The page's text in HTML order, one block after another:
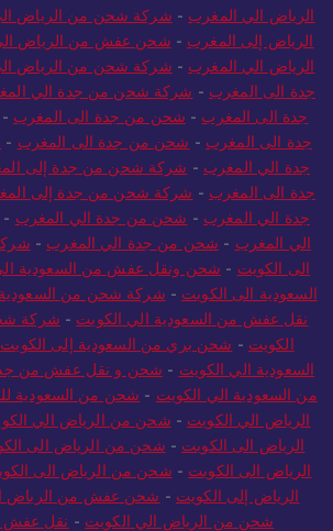
من الرياض للمغرب
- شركة شحن من الرياض
الرياض الي المغرب
- شركة شحن من الرياض
الرياض إلى المغرب
-شحن عفش من الرياض
الرياض الي المغرب- شركة شحن من الرياض
جدة الى المغرب
-شركة شحن من جدة الي
جدة الى المغرب -شحن من جدة الى المغرب
جدة الى المغرب
- شحن من جدة الى المغرب-
جدة الي المغرب-شركة شحن من جدة إلى
جدة الى المغرب
- شركة شحن من جدة إلى
جدة الي المغرب- شحن من جدة الي المغرب -
الي المغرب -شحن من جدة الي المغرب -
الى الكويت
-شحن ونقل عفش من السعودية
السعودية الى الكويت - شركة شحن من السعودية
نقل عفش من السعودية الي الكويت -
شركة
الكويت- شحن بري من السعودية إلى الكويت
السعودية الي الكويت-شحن و نقل عفش من جدة
من السعودية الي الكويت-شحن من السعودية
الرياض الي الكويت- شحن من الرياض الي
الرياض الى الكويت-شحن من الرياض الى
الرياض الى الكويت- شحن من الرياض الى
الرياض إلى الكويت- شحن عفش من الرياض